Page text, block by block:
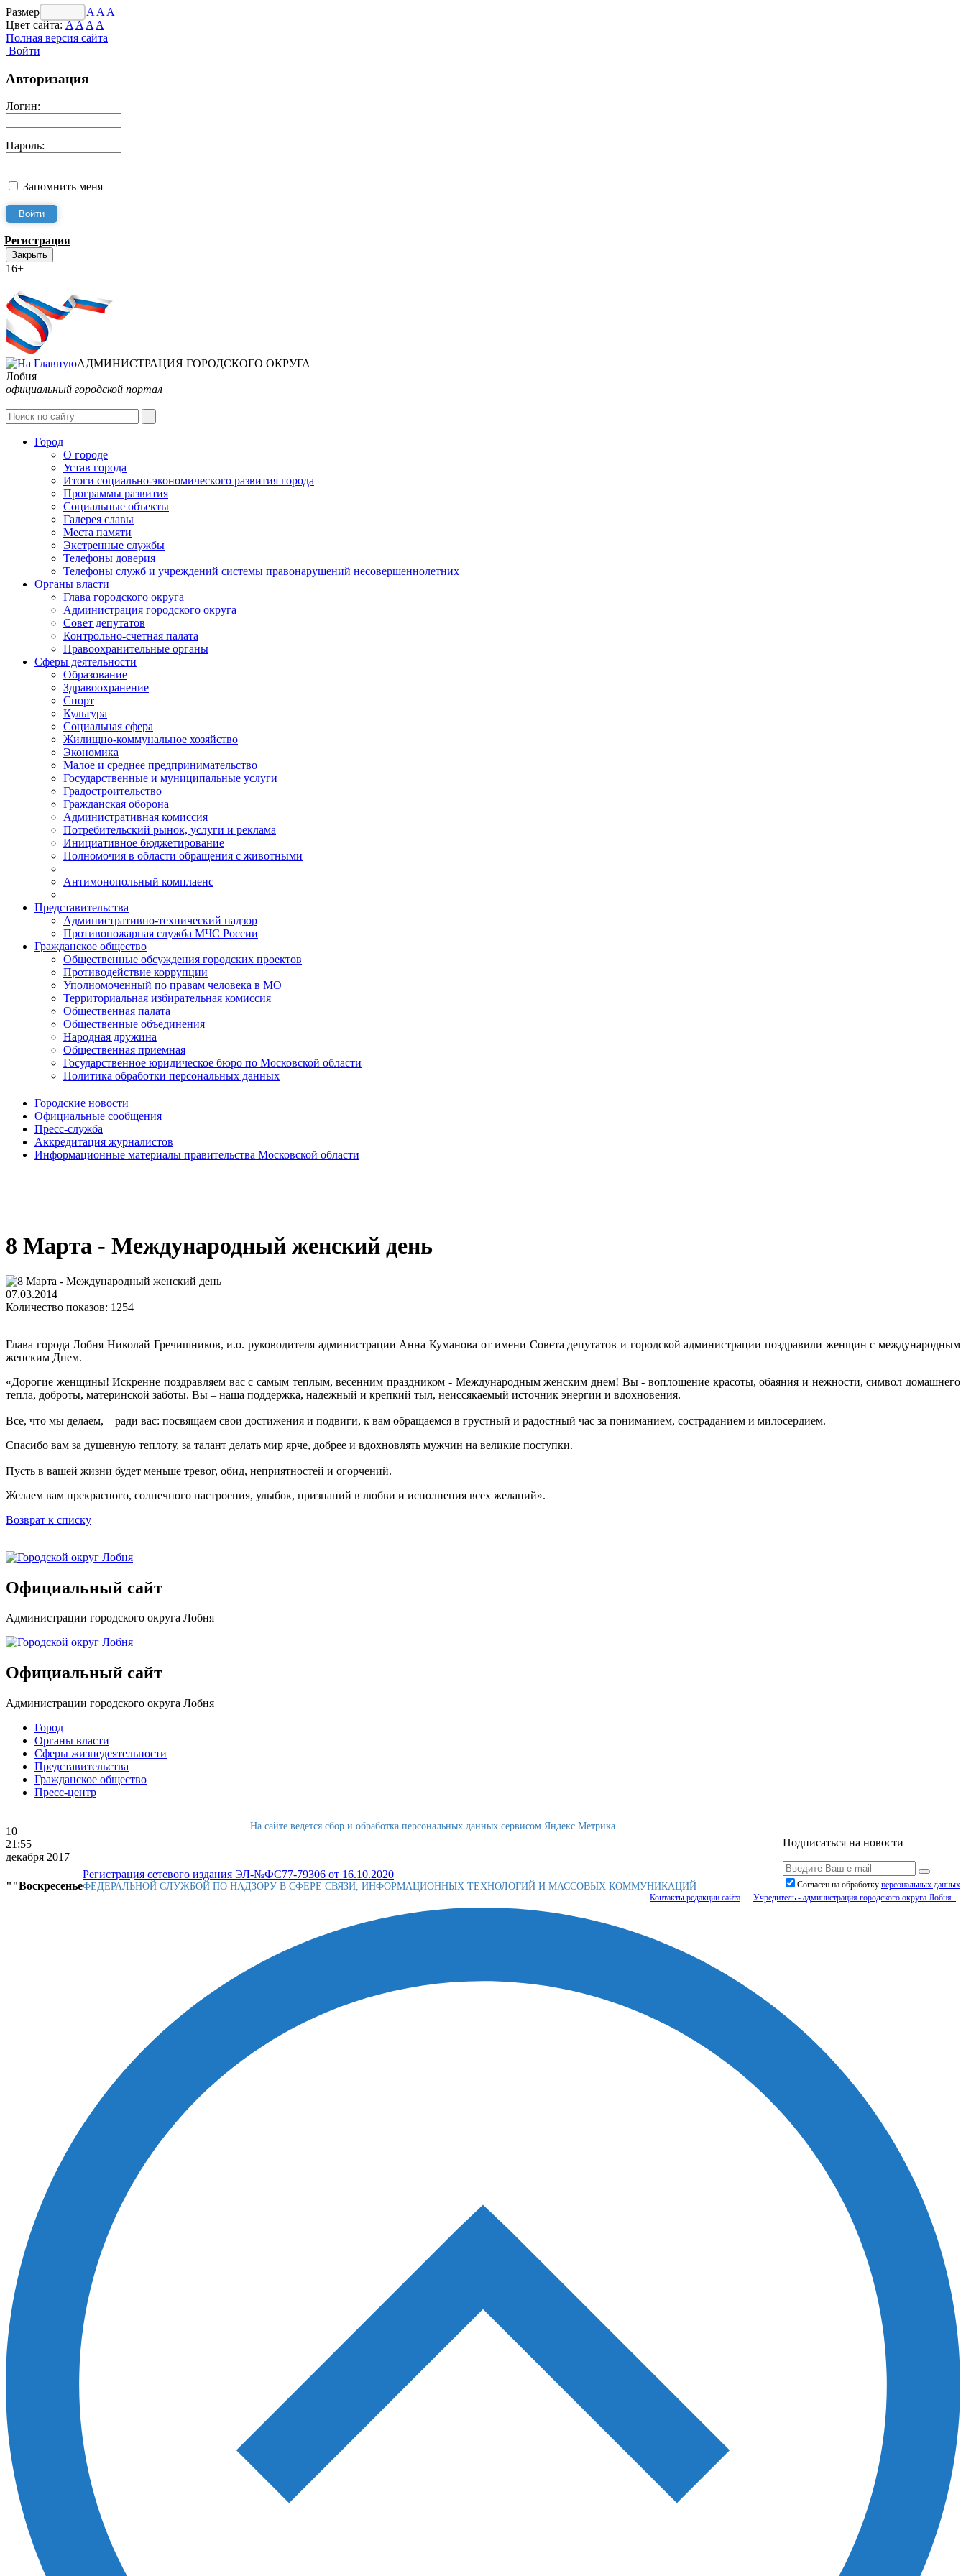
Размер шрифта: A A A
Цвет сайта:AA A A
Полная версия сайта
Войти
Авторизация
Логин:
Пароль:
Запомнить меня
Регистрация
Закрыть
16+
АДМИНИСТРАЦИЯ ГОРОДСКОГО ОКРУГА
Лобня
официальный городской портал
Город
О городе
Устав города
Итоги социально-экономического развития города
Программы развития
Социальные объекты
Галерея славы
Места памяти
Экстренные службы
Телефоны доверия
Телефоны служб и учреждений системы правонарушений несовершеннолетних
Органы власти
Глава городского округа
Администрация городcкого округа
Совет депутатов
Контрольно-счетная палата
Правоохранительные органы
Сферы деятельности
Образование
Здравоохранение
Спорт
Культура
Социальная сфера
Жилищно-коммунальное хозяйство
Экономика
Малое и среднее предпринимательство
Государственные и муниципальные услуги
Градостроительство
Гражданская оборона
Административная комиссия
Потребительский рынок, услуги и реклама
Инициативное бюджетирование
Полномочия в области обращения с животными
Антимонопольный комплаенс
Представительства
Административно-технический надзор
Противопожарная служба МЧС России
Гражданское общество
Общественные обсуждения городских проектов
Противодействие коррупции
Уполномоченный по правам человека в МО
Территориальная избирательная комиссия
Общественная палата
Общественные объединения
Народная дружина
Общественная приемная
Государственное юридическое бюро по Московской области
Политика обработки персональных данных
Городские новости
Официальные сообщения
Пресс-служба
Аккредитация журналистов
Информационные материалы правительства Московской области
8 Марта - Международный женский день
07.03.2014
Количество показов: 1254
Глава города Лобня Николай Гречишников, и.о. руководителя администрации Анна Куманова от имени Совета депутатов и городской администрации поздравили женщин с международным
женским Днем.
«Дорогие женщины! Искренне поздравляем вас с самым теплым, весенним праздником - Международным женским днем! Вы - воплощение красоты, обаяния и нежности, символ домашнего
тепла, доброты, материнской заботы. Вы – наша поддержка, надежный и крепкий тыл, неиссякаемый источник энергии и вдохновения.
Все, что мы делаем, – ради вас: посвящаем свои достижения и подвиги, к вам обращаемся в грустный и радостный час за пониманием, состраданием и милосердием.
Спасибо вам за душевную теплоту, за талант делать мир ярче, добрее и вдохновлять мужчин на великие поступки.
Пусть в вашей жизни будет меньше тревог, обид, неприятностей и огорчений.
Желаем вам прекрасного, солнечного настроения, улыбок, признаний в любви и исполнения всех желаний».
Возврат к списку
Официальный сайт
Администрации городского округа Лобня
Официальный сайт
Администрации городского округа Лобня
Город
Органы власти
Сферы жизнедеятельности
Представительства
Гражданское общество
Пресс-центр
10
21:55
декабря 2017
""Воскресенье
Подписаться на новости
Согласен на обработку персональныx данных
На сайте ведется сбор и обработка персональных данных сервисом Яндекс.Метрика
Регистрация сетевого издания ЭЛ-№ФС77-79306 от 16.10.2020
ФЕДЕРАЛЬНОЙ СЛУЖБОЙ ПО НАДЗОРУ В СФЕРЕ СВЯЗИ, ИНФОРМАЦИОННЫХ ТЕХНОЛОГИЙ И МАССОВЫХ КОММУНИКАЦИЙ
Контакты редакции сайта Учредитель - администрация городского округа Лобня